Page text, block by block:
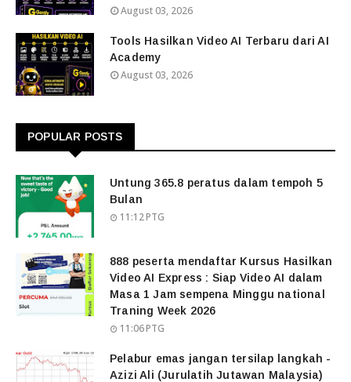
August 03, 2026
Tools Hasilkan Video AI Terbaru dari AI
Academy
August 03, 2026
POPULAR POSTS
Untung 365.8 peratus dalam tempoh 5
Bulan
11:12 PTG
888 peserta mendaftar Kursus Hasilkan
Video AI Express : Siap Video AI dalam
Masa 1 Jam sempena Minggu national
Traning Week 2026
11:06 PTG
Pelabur emas jangan tersilap langkah -
Azizi Ali (Jurulatih Jutawan Malaysia)